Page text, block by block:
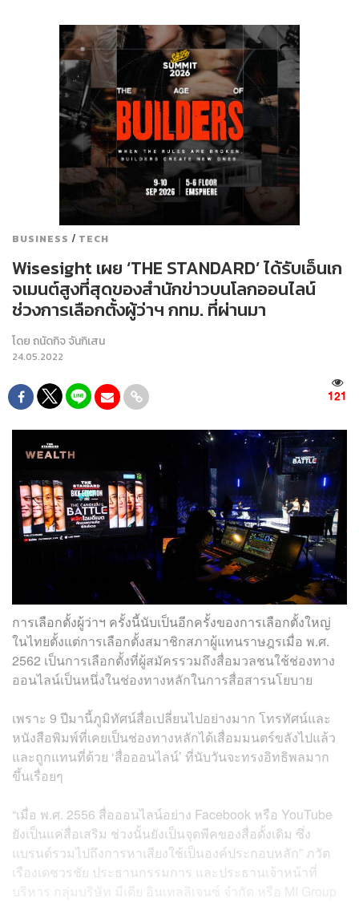
BUSINESS / TECH
Wisesight เผย ‘THE STANDARD’ ได้รับเอ็นเก
จเมนต์สูงที่สุดของสำนักข่าวบนโลกออนไลน์
ช่วงการเลือกตั้งผู้ว่าฯ กทม. ที่ผ่านมา
โดยถนัดกิจ จันกิเสน
24.05.2022
121
การเลือกตั้งผู้ว่าฯ ครั้งนี้นับเป็นอีกครั้งของการเลือกตั้งใหญ่
ในไทยตั้งแต่การเลือกตั้งสมาชิกสภาผู้แทนราษฎรเมื่อ พ.ศ.
2562 เป็นการเลือกตั้งที่ผู้สมัครรวมถึงสื่อมวลชนใช้ช่องทาง
ออนไลน์เป็นหนึ่งในช่องทางหลักในการสื่อสารนโยบาย
เพราะ 9 ปีมานี้ภูมิทัศน์สื่อเปลี่ยนไปอย่างมาก โทรทัศน์และ
หนังสือพิมพ์ที่เคยเป็นช่องทางหลักได้เสื่อมมนตร์ขลังไปแล้ว
และถูกแทนที่ด้วย ‘สื่อออนไลน์’ ที่นับวันจะทรงอิทธิพลมาก
ขึ้นเรื่อยๆ
“เมื่อ พ.ศ. 2556 สื่อออนไลน์อย่าง Facebook หรือ YouTube
ยังเป็นแค่สื่อเสริม ช่วงนั้นยังเป็นจุดพีคของสื่อดั้งเดิม ซึ่ง
แบรนด์รวมไปถึงการหาเสียงใช้เป็นองค์ประกอบหลัก” ภวัต
เรืองเดชวรชัย ประธานกรรมการ และประธานเจ้าหน้าที่
บริหาร กลุ่มบริษัท มีเดีย อินเทลลิเจนซ์ จํากัด หรือ MI Group